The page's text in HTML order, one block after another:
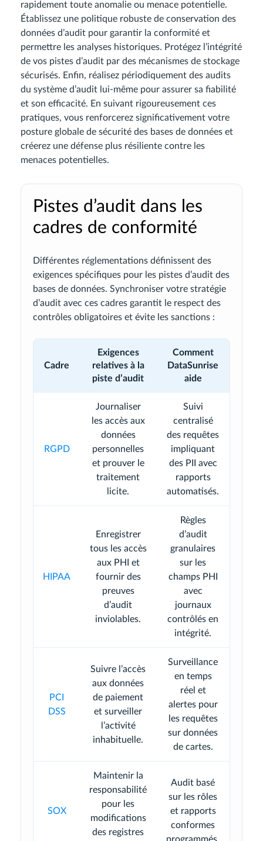
rapidement toute anomalie ou menace potentielle.
Établissez une politique robuste de conservation des
données d’audit pour garantir la conformité et
permettre les analyses historiques. Protégez l’intégrité
de vos pistes d’audit par des mécanismes de stockage
sécurisés. Enfin, réalisez périodiquement des audits
du système d’audit lui-même pour assurer sa fiabilité
et son efficacité. En suivant rigoureusement ces
pratiques, vous renforcerez significativement votre
posture globale de sécurité des bases de données et
créerez une défense plus résiliente contre les
menaces potentielles.
Pistes d’audit dans les
cadres de conformité
Différentes réglementations définissent des
exigences spécifiques pour les pistes d’audit des
bases de données. Synchroniser votre stratégie
d’audit avec ces cadres garantit le respect des
contrôles obligatoires et évite les sanctions :
Cadre
Exigences
relatives à la
piste d’audit
Comment
DataSunrise
aide
RGPD
Journaliser
les accès aux
données
personnelles
et prouver le
traitement
licite.
Suivi
centralisé
des requêtes
impliquant
des PII avec
rapports
automatisés.
HIPAA
Enregistrer
tous les accès
aux PHI et
fournir des
preuves
d’audit
inviolables.
Règles
d’audit
granulaires
sur les
champs PHI
avec
journaux
contrôlés en
intégrité.
PCI
DSS
Suivre l’accès
aux données
de paiement
et surveiller
l’activité
inhabituelle.
Surveillance
en temps
réel et
alertes pour
les requêtes
sur données
de cartes.
SOX
Maintenir la
responsabilité
pour les
modifications
des registres
Audit basé
sur les rôles
et rapports
conformes
programmés.